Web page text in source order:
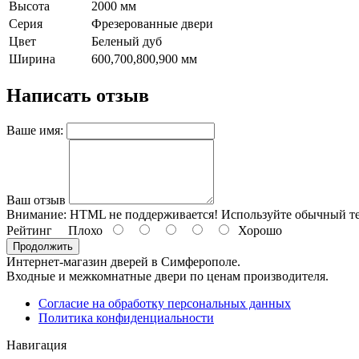
Высота
2000 мм
Серия
Фрезерованные двери
Цвет
Беленый дуб
Ширина
600,700,800,900 мм
Написать отзыв
Ваше имя:
Ваш отзыв
Внимание: HTML не поддерживается! Используйте обычный
Рейтинг Плохо Хорошо
Продолжить
Интернет-магазин дверей в Симферополе.
Входные и межкомнатные двери по ценам производителя.
Согласие на обработку персональных данных
Политика конфиденциальности
Навигация